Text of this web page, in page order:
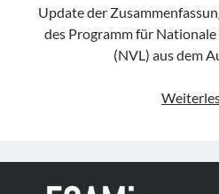
Update der
des Programm für
(NVL) aus dem